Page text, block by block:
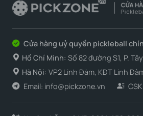
Cửa hàng uỷ quyền pickleball
Hồ Chí Minh: Số 82 đường S1, P.
Hà Nội: VP2 Linh Đàm, KĐT Linh
Email: info@pickzone.vn